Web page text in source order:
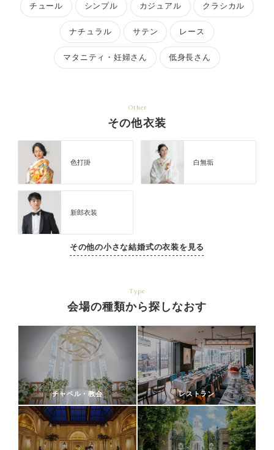
チュール シンプル カジュアル クラシカル
ナチュラル サテン レース
マタニティ・妊婦さん 低身長さん
Other
その他衣装
色打掛 白無垢
新郎衣装
その他の小さな結婚式の衣装を見る
Type
会場の種類から探しなおす
チャペル・教会 レストラン